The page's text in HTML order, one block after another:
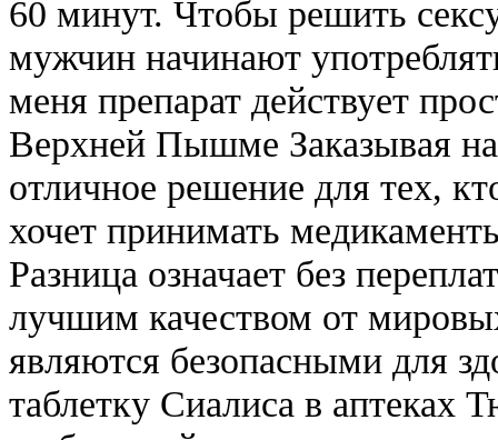
60 минут. Чтобы решить
мужчин начинают
меня препарат действует
Верхней Пышме Заказывая
отличное решение для тех,
хочет принимать
Разница означает без
лучшим качеством от
являются безопасными для
таблетку Сиалиса в